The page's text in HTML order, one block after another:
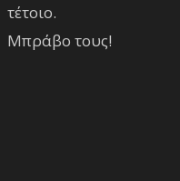
τέτοιο.
Μπράβο τους!